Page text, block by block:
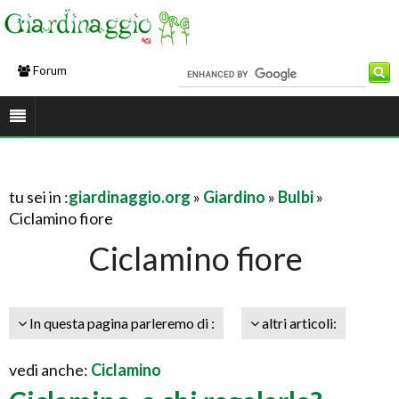
Forum
tu sei in :giardinaggio.org » Giardino » Bulbi»
Ciclamino fiore
Ciclamino fiore
In questa pagina parleremo di : altri articoli:
vedi anche: Ciclamino